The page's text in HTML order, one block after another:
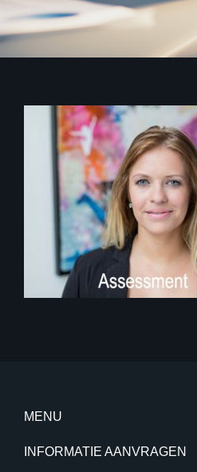
MENU
INFORMATIE AANVRAGEN